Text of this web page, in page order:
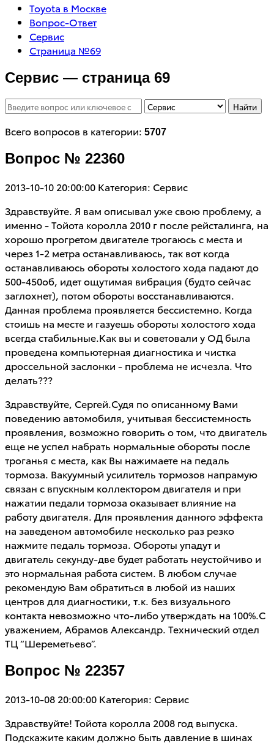
Toyota в Москве
Вопрос-Ответ
Сервис
Страница №69
Сервис — страница 69
Найти
Всего вопросов в категории: 5707
Вопрос № 22360
2013-10-10 20:00:00 Категория: Сервис
Здравствуйте. Я вам описывал уже свою проблему, а
именно - Тойота королла 2010 г после рейсталинга, на
хорошо прогретом двигателе трогаюсь с места и
через 1-2 метра останавливаюсь, так вот когда
останавливаюсь обороты холостого хода падают до
500-450об, идет ощутимая вибрация (будто сейчас
заглохнет), потом обороты восстанавливаются.
Данная проблема проявляется бессистемно. Когда
стоишь на месте и газуешь обороты холостого хода
всегда стабильные.Как вы и советовали у ОД была
проведена компьютерная диагностика и чистка
дроссельной заслонки - проблема не исчезла. Что
делать???
Здравствуйте, Сергей.Судя по описанному Вами
поведению автомобиля, учитывая бессистемность
проявления, возможно говорить о том, что двигатель
еще не успел набрать нормальные обороты после
троганья с места, как Вы нажимаете на педаль
тормоза. Вакуумный усилитель тормозов напрамую
связан с впускным коллектором двигателя и при
нажатии педали тормоза оказывает влияние на
работу двигателя. Для проявления данного эффекта
на заведеном автомобиле несколько раз резко
нажмите педаль тормоза. Обороты упадут и
двигатель секунду-две будет работать неустойчиво и
это нормальная работа систем. В любом случае
рекомендую Вам обратиться в любой из наших
центров для диагностики, т.к. без визуального
контакта невозможно что-либо утверждать на 100%.С
уважением, Абрамов Александр. Технический отдел
ТЦ “Шереметьево”.
Вопрос № 22357
2013-10-08 20:00:00 Категория: Сервис
Здравствуйте! Тойота королла 2008 год выпуска.
Подскажите каким должно быть давление в шинах